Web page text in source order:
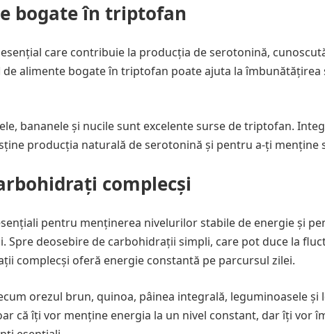
bogate în triptofan
care contribuie la producția de serotonină,
alimente bogate în triptofan poate ajuta la îmbunătățirea
bananele și nucile sunt excelente surse de triptofan.
producția naturală de serotonină și pentru a-ți menține
complecși
pentru menținerea nivelurilor stabile de energie și
deosebire de carbohidrații simpli, care pot duce la
complecși oferă energie constantă pe parcursul zilei.
orezul brun, quinoa, pâinea integrală, leguminoasele și
că îți vor menține energia la un nivel constant, dar îți vor